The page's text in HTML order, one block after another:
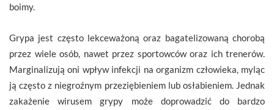
boimy.
Grypa jest często lekceważoną oraz bagatelizowaną chorobą
przez wiele osób, nawet przez sportowców oraz ich trenerów.
Marginalizują oni wpływ infekcji na organizm człowieka, myląc
ją często z niegroźnym przeziębieniem lub osłabieniem. Jednak
zakażenie wirusem grypy może doprowadzić do bardzo